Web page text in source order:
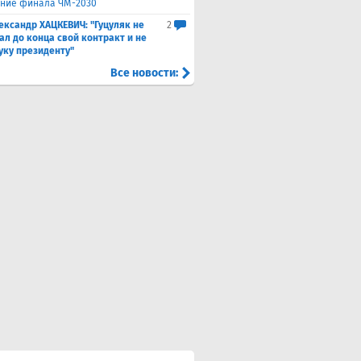
финала ЧМ-2030
ХАЦКЕВИЧ: "Гуцуляк не
до конца свой контракт и не
президенту"
2
Все новости: